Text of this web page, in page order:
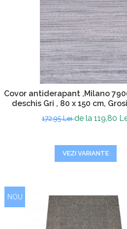
Covor antiderapant ,Milano
deschis Gri , 80 x 150 cm,
172,95 Leide la 119,80
VEZI VARIANTE
NOU